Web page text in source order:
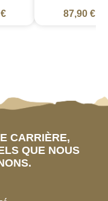
87,90 €
CARRIÈRE,
QUE NOUS